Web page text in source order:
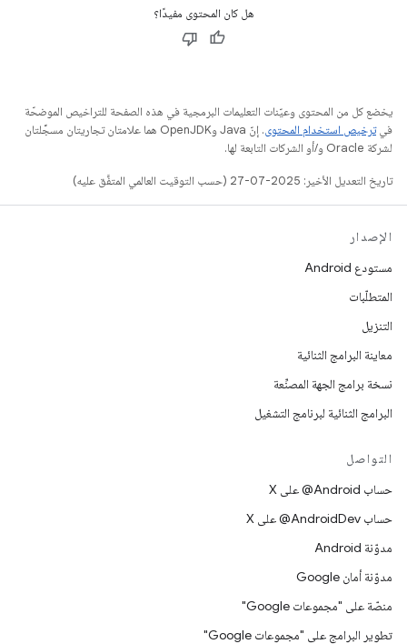
هل كان المحتوى مفيدًا؟
يخضع كل من المحتوى وعيّنات التعليمات البرمجية في هذه الصفحة للتراخيص الموضحّة
فيترخيص استخدام المحتوى
. إنّ Java وOpenJDK هما علامتان تجاريتان مسجَّلتان
لشركة Oracle و/أو الشركات التابعة لها.
تاريخ التعديل الأخير: 2025-07-27 (حسب التوقيت العالمي المتفَّق عليه)
الإصدار
مستودع Android
المتطلّبات
التنزيل
معاينة البرامج الثنائية
نسخة برامج الجهة المصنِّعة
البرامج الثنائية لبرنامج التشغيل
التواصل
حساب ‎@Android على X
حساب ‎@AndroidDev على X
مدوّنة Android
مدوّنة أمان Google
منصّة على "مجموعات Google"
تطوير البرامج على "مجموعات Google"